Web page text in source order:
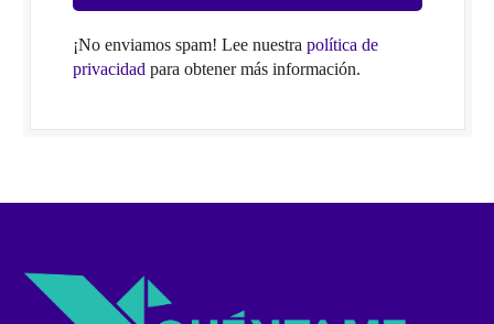
¡No enviamos spam! Lee nuestra política de
privacidad para obtener más información.